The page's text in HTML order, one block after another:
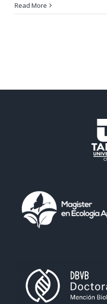
Read More